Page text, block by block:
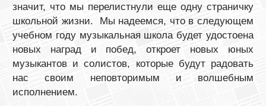
значит, что мы перелистнули еще одну страничку
школьной жизни. Мы надеемся, что в следующем
учебном году музыкальная школа будет удостоена
новых наград и побед, откроет новых юных
музыкантов и солистов, которые будут радовать
нас своим неповторимым и волшебным
исполнением.